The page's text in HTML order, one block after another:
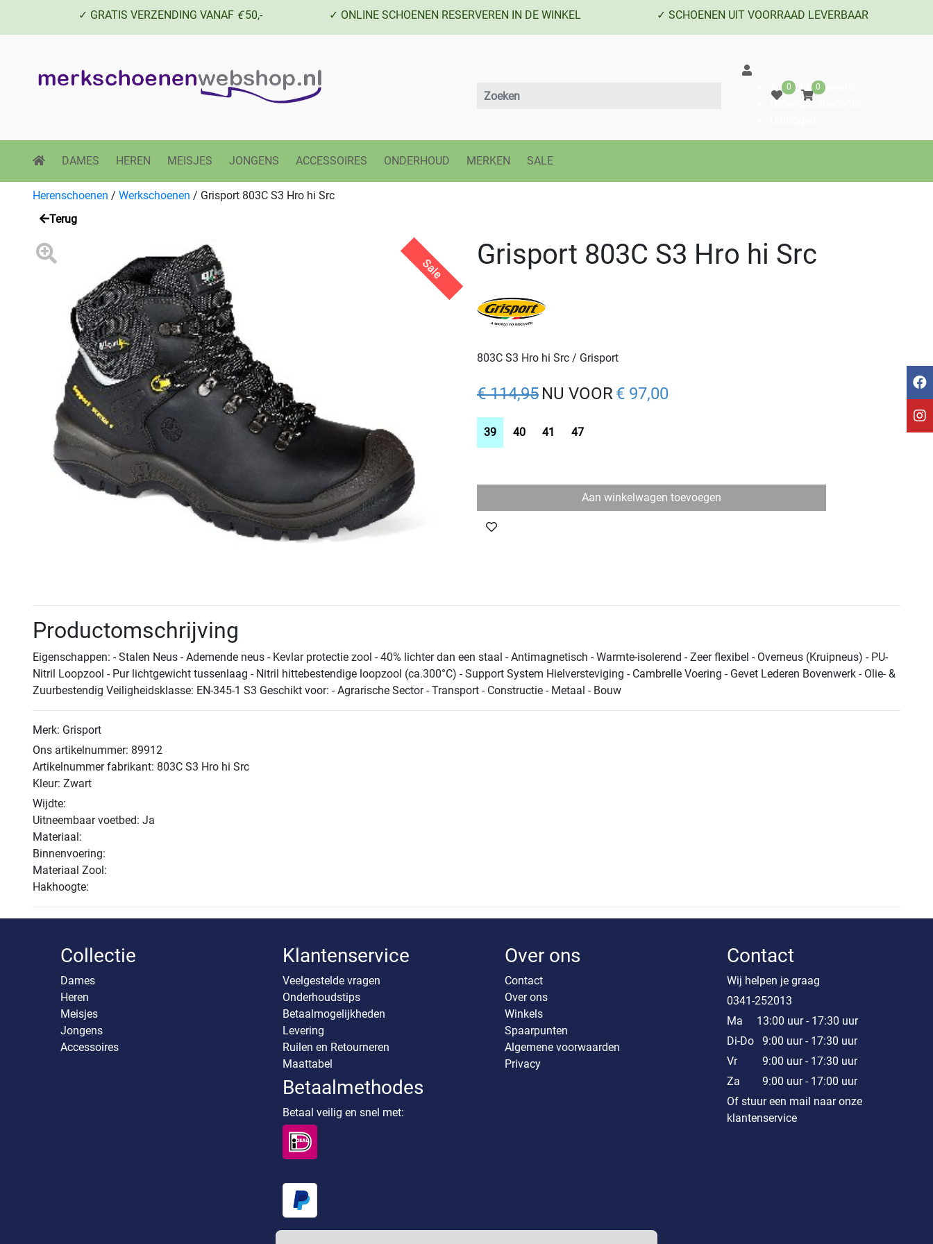
✓ GRATIS VERZENDING VANAF €50,- ✓ ONLINE SCHOENEN RESERVEREN IN DE WINKEL ✓ SCHOENEN UIT VOORRAAD LEVERBAAR
Accountgegevens
Ordergeschiedenis
0 0
DAMES HEREN MEISJES JONGENS ACCESSOIRES ONDERHOUD MERKEN SALE
Herenschoenen / Werkschoenen / Grisport 803C S3 Hro hi Src
Terug
Sale Grisport 803C S3 Hro hi Src
803C S3 Hro hi Src / Grisport
€ 114,95 NU VOOR€ 97,00
39 40 41 47
Aan winkelwagen toevoegen
Productomschrijving
Eigenschappen: - Stalen Neus - Ademende neus - Kevlar protectie zool - 40% lichter dan een staal - Antimagnetisch - Warmte-isolerend - Zeer flexibel - Overneus (Kruipneus) - PU-
Nitril Loopzool - Pur lichtgewicht tussenlaag - Nitril hittebestendige loopzool (ca.300°C) - Support System Hielversteviging - Cambrelle Voering - Gevet Lederen Bovenwerk - Olie- &
Zuurbestendig Veiligheidsklasse: EN-345-1 S3 Geschikt voor: - Agrarische Sector - Transport - Constructie - Metaal - Bouw
Merk: Grisport
Ons artikelnummer: 89912
Artikelnummer fabrikant: 803C S3 Hro hi Src
Kleur: Zwart
Wijdte:
Uitneembaar voetbed: Ja
Materiaal:
Binnenvoering:
Materiaal Zool:
Hakhoogte:
Collectie
Dames
Heren
Meisjes
Jongens
Accessoires
Klantenservice
Veelgestelde vragen
Onderhoudstips
Betaalmogelijkheden
Levering
Ruilen en Retourneren
Maattabel
Betaalmethodes
Betaal veilig en snel met:
Over ons
Contact
Over ons
Winkels
Spaarpunten
Algemene voorwaarden
Privacy
Contact
Wij helpen je graag
0341-252013
Ma 13:00 uur - 17:30 uur
Di-Do 9:00 uur - 17:30 uur
Vr 9:00 uur - 17:30 uur
Za 9:00 uur - 17:00 uur
Of stuur een mail naar onze
klantenservice